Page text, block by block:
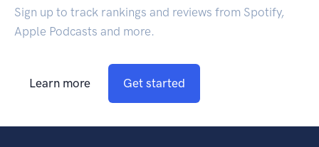
Sign up to track rankings and reviews from Spotify,
Apple Podcasts and more.
Learn more Get started